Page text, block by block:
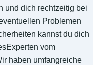
und dich rechtzeitig bei
Problemen
kannst du dich
vom
haben umfangreiche